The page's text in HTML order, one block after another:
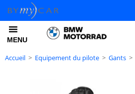
MENU
Accueil > Equipement du pilote > Gants >